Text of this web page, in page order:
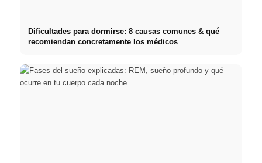
Dificultades para dormirse: 8 causas comunes & qué
recomiendan concretamente los médicos